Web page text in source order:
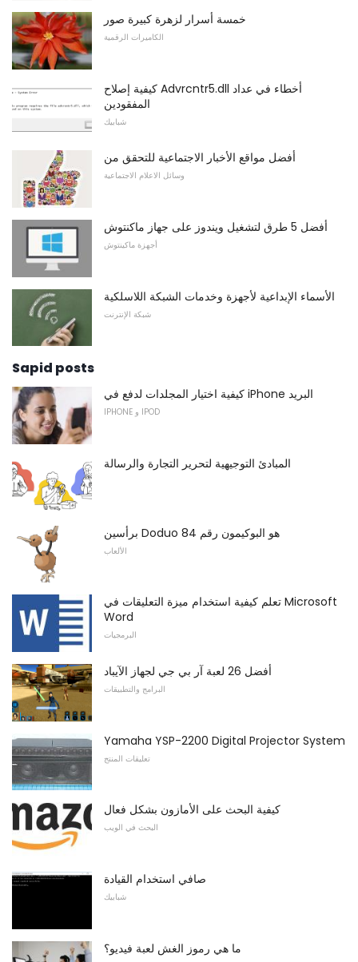
خمسة أسرار لزهرة كبيرة صور
الكاميرات الرقمية
كيفية إصلاح Advrcntr5.dll أخطاء في عداد
المفقودين
شبابيك
أفضل مواقع الأخبار الاجتماعية للتحقق من
وسائل الاعلام الاجتماعية
أفضل 5 طرق لتشغيل ويندوز على جهاز ماكنتوش
أجهزة ماكينتوش
الأسماء الإبداعية لأجهزة وخدمات الشبكة اللاسلكية
شبكة الإنترنت
Sapid posts
كيفية اختيار المجلدات لدفع في iPhone البريد
IPHONE و IPOD
المبادئ التوجيهية لتحرير التجارة والرسالة
برأسين Doduo هو البوكيمون رقم 84
الألعاب
تعلم كيفية استخدام ميزة التعليقات في Microsoft
Word
البرمجيات
أفضل 26 لعبة آر بي جي لجهاز الآيباد
البرامج والتطبيقات
Yamaha YSP-2200 Digital Projector System
تعليقات المنتج
كيفية البحث على الأمازون بشكل فعال
البحث في الويب
صافي استخدام القيادة
شبابيك
ما هي رموز الغش لعبة فيديو؟